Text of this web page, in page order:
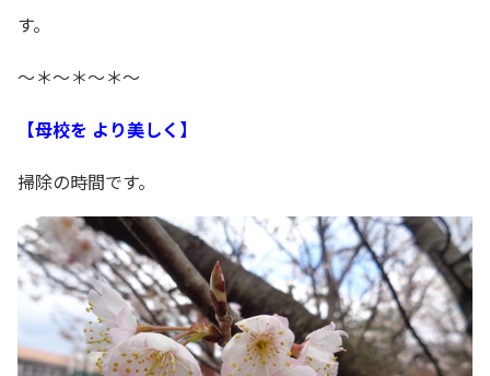
す。
～＊～＊～＊～
【母校を より美しく】
掃除の時間です。